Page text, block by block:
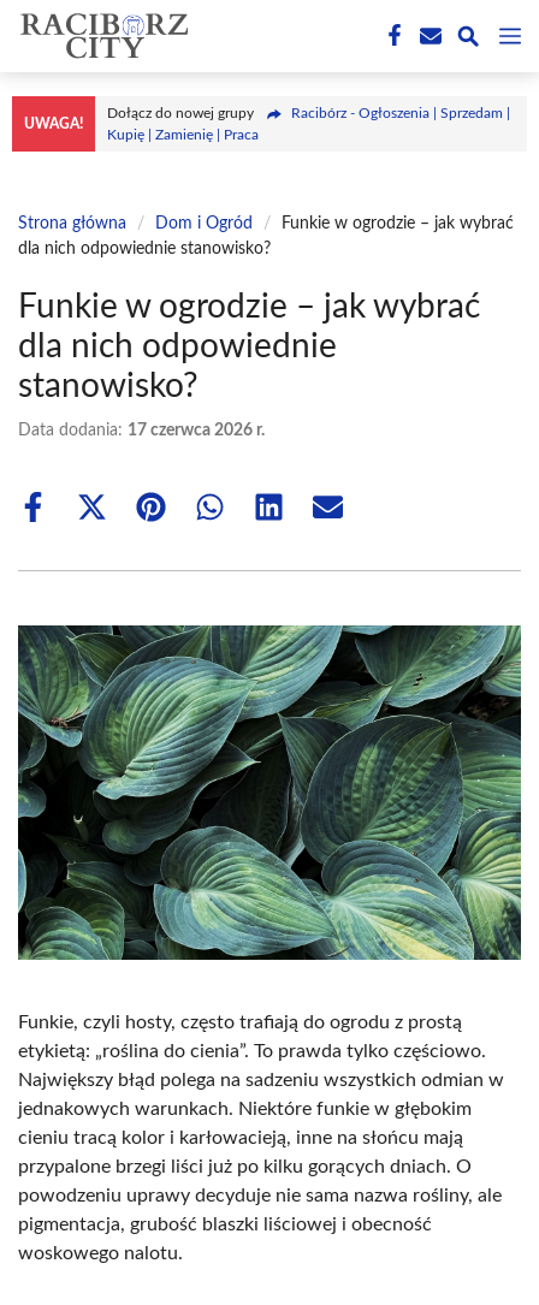
Przejdź
treści
UWAGA!
Dołącz do nowej grupy
Racibórz - Ogłoszenia | Sprzedam |
Kupię | Zamienię | Praca
Strona główna / Dom i Ogród /
Funkie w ogrodzie – jak wybrać
dla nich odpowiednie stanowisko?
Funkie w ogrodzie – jak wybrać
dla nich odpowiednie
stanowisko?
Data dodania: 17 czerwca 2026 r.
Share
Share
(Twitter)
Share Share Share Share
Funkie, czyli hosty, często trafiają do ogrodu z prostą
etykietą: „roślina do cienia”. To prawda tylko częściowo.
Największy błąd polega na sadzeniu wszystkich odmian w
jednakowych warunkach. Niektóre funkie w głębokim
cieniu tracą kolor i karłowacieją, inne na słońcu mają
przypalone brzegi liści już po kilku gorących dniach. O
powodzeniu uprawy decyduje nie sama nazwa rośliny, ale
pigmentacja, grubość blaszki liściowej i obecność
woskowego nalotu.